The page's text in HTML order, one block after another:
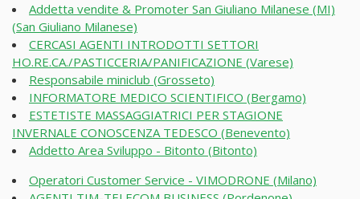
Addetta vendite & Promoter San Giuliano Milanese (MI)
(San Giuliano Milanese)
CERCASI AGENTI INTRODOTTI SETTORI
HO.RE.CA./PASTICCERIA/PANIFICAZIONE (Varese)
Responsabile miniclub (Grosseto)
INFORMATORE MEDICO SCIENTIFICO (Bergamo)
ESTETISTE MASSAGGIATRICI PER STAGIONE
INVERNALE CONOSCENZA TEDESCO (Benevento)
Addetto Area Sviluppo - Bitonto (Bitonto)
Operatori Customer Service - VIMODRONE (Milano)